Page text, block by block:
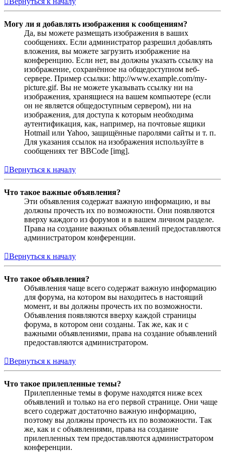
Могу ли я добавлять изображения к сообщениям?
Да, вы можете размещать изображения в ваших
сообщениях. Если администратор разрешил добавлять
вложения, вы можете загрузить изображение на
конференцию. Если нет, вы должны указать ссылку на
изображение, сохранённое на общедоступном веб-
сервере. Пример ссылки: http://www.example.com/my-
picture.gif. Вы не можете указывать ссылку ни на
изображения, хранящиеся на вашем компьютере (если
он не является общедоступным сервером), ни на
изображения, для доступа к которым необходима
аутентификация, как, например, на почтовые ящики
Hotmail или Yahoo, защищённые паролями сайты и т. п.
Для указания ссылок на изображения используйте в
сообщениях тег BBCode [img].
Вернуться к началу
Что такое важные объявления?
Эти объявления содержат важную информацию, и вы
должны прочесть их по возможности. Они появляются
вверху каждого из форумов и в вашем личном разделе.
Права на создание важных объявлений предоставляются
администратором конференции.
Вернуться к началу
Что такое объявления?
Объявления чаще всего содержат важную информацию
для форума, на котором вы находитесь в настоящий
момент, и вы должны прочесть их по возможности.
Объявления появляются вверху каждой страницы
форума, в котором они созданы. Так же, как и с
важными объявлениями, права на создание объявлений
предоставляются администратором.
Вернуться к началу
Что такое прилепленные темы?
Прилепленные темы в форуме находятся ниже всех
объявлений и только на его первой странице. Они чаще
всего содержат достаточно важную информацию,
поэтому вы должны прочесть их по возможности. Так
же, как и с объявлениями, права на создание
прилепленных тем предоставляются администратором
конференции.